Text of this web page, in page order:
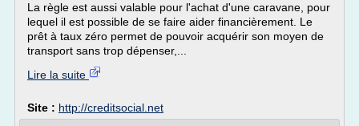
La règle est aussi valable pour l'achat d'une caravane, pour
lequel il est possible de se faire aider financièrement. Le
prêt à taux zéro permet de pouvoir acquérir son moyen de
transport sans trop dépenser,...
Lire la suite
Site : http://creditsocial.net